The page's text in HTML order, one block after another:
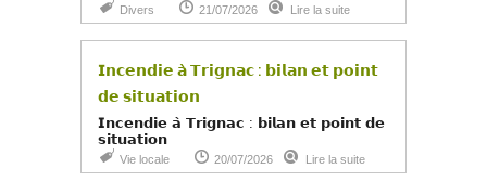
Divers 21/07/2026 Lire la suite
𝗜𝗻𝗰𝗲𝗻𝗱𝗶𝗲 𝗮̀ 𝗧𝗿𝗶𝗴𝗻𝗮𝗰 : 𝗯𝗶𝗹𝗮𝗻 𝗲𝘁 𝗽𝗼𝗶𝗻𝘁
𝗱𝗲 𝘀𝗶𝘁𝘂𝗮𝘁𝗶𝗼𝗻
𝗜𝗻𝗰𝗲𝗻𝗱𝗶𝗲 𝗮̀ 𝗧𝗿𝗶𝗴𝗻𝗮𝗰 : 𝗯𝗶𝗹𝗮𝗻 𝗲𝘁 𝗽𝗼𝗶𝗻𝘁 𝗱𝗲
𝘀𝗶𝘁𝘂𝗮𝘁𝗶𝗼𝗻
Vie locale 20/07/2026 Lire la suite